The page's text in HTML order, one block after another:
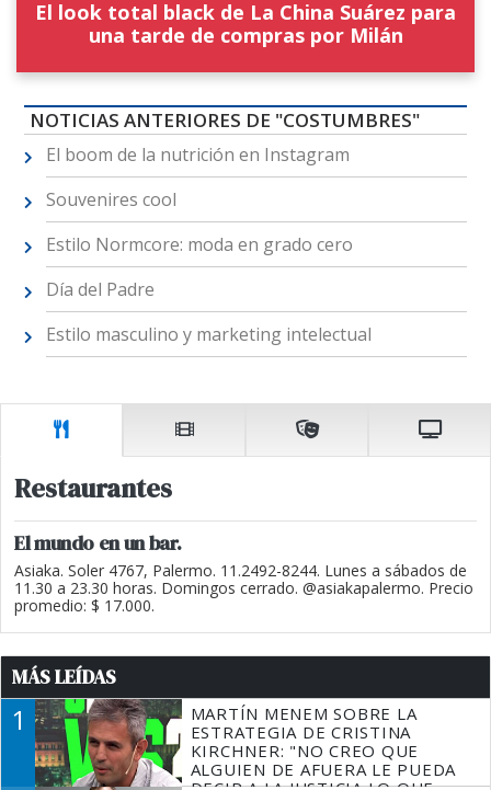
El look total black de La China Suárez para
una tarde de compras por Milán
NOTICIAS ANTERIORES DE "COSTUMBRES"
El boom de la nutrición en Instagram
Souvenires cool
Estilo Normcore: moda en grado cero
Día del Padre
Estilo masculino y marketing intelectual
Restaurantes
El mundo en un bar.
Asiaka. Soler 4767, Palermo. 11.2492-8244. Lunes a sábados de
11.30 a 23.30 horas. Domingos cerrado. @asiakapalermo. Precio
promedio: $ 17.000.
MÁS LEÍDAS
1
MARTÍN MENEM SOBRE LA
ESTRATEGIA DE CRISTINA
KIRCHNER: "NO CREO QUE
ALGUIEN DE AFUERA LE PUEDA